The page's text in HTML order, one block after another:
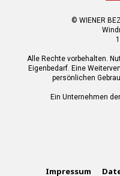
© WIENER
Alle Rechte vorbehalten.
Eigenbedarf. Eine
persönlichen
Ein Unternehmen der
Impressum